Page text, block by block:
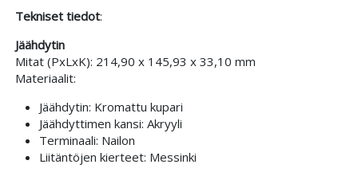
Tekniset tiedot:
Jäähdytin
Mitat (PxLxK): 214,90 x 145,93 x 33,10 mm
Materiaalit:
Jäähdytin: Kromattu kupari
Jäähdyttimen kansi: Akryyli
Terminaali: Nailon
Liitäntöjen kierteet: Messinki